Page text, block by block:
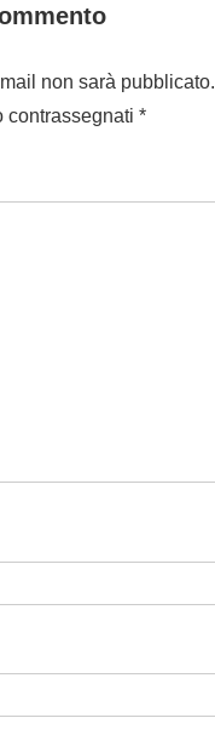
non sarà pubblicato.
contrassegnati *